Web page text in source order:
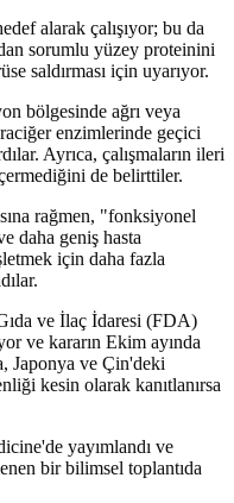
alarak çalışıyor; bu da
sorumlu yüzey proteinini
saldırması için uyarıyor.
bölgesinde ağrı veya
enzimlerinde geçici
Ayrıca, çalışmaların ileri
de belirttiler.
rağmen, "fonksiyonel
daha geniş hasta
için daha fazla
ve İlaç İdaresi (FDA)
ve kararın Ekim ayında
Japonya ve Çin'deki
kesin olarak kanıtlanırsa
yayımlandı ve
bir bilimsel toplantıda